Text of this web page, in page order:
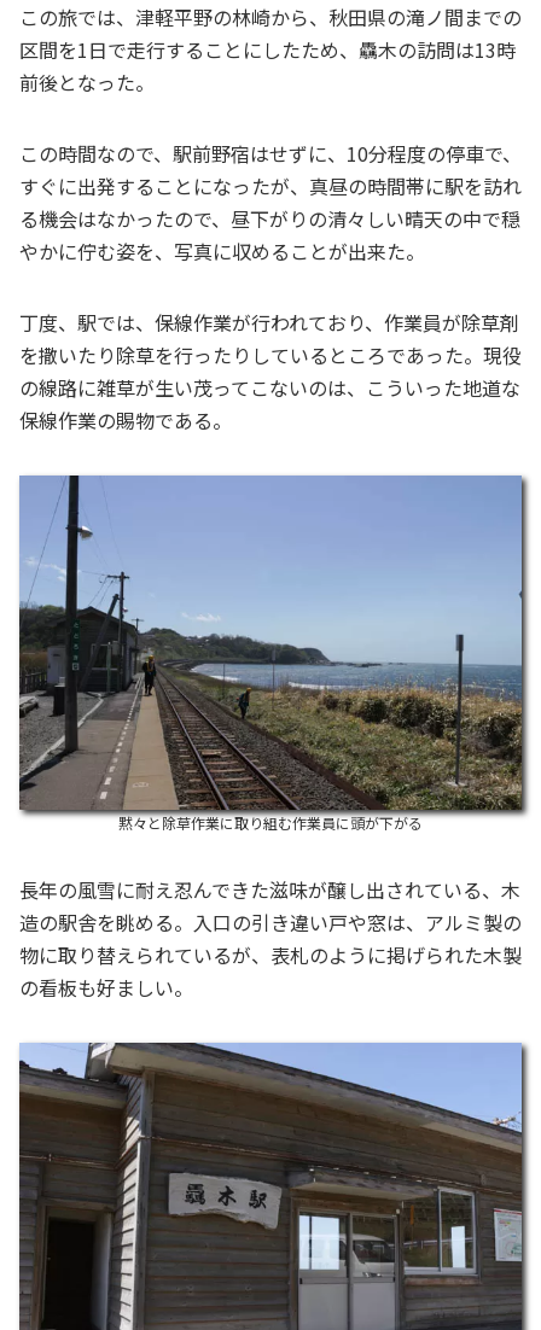
この旅では、津軽平野の林崎から、秋田県の滝ノ間までの
区間を1日で走行することにしたため、驫木の訪問は13時
前後となった。
この時間なので、駅前野宿はせずに、10分程度の停車で、
すぐに出発することになったが、真昼の時間帯に駅を訪れ
る機会はなかったので、昼下がりの清々しい晴天の中で穏
やかに佇む姿を、写真に収めることが出来た。
丁度、駅では、保線作業が行われており、作業員が除草剤
を撒いたり除草を行ったりしているところであった。現役
の線路に雑草が生い茂ってこないのは、こういった地道な
保線作業の賜物である。
黙々と除草作業に取り組む作業員に頭が下がる
長年の風雪に耐え忍んできた滋味が醸し出されている、木
造の駅舎を眺める。入口の引き違い戸や窓は、アルミ製の
物に取り替えられているが、表札のように掲げられた木製
の看板も好ましい。